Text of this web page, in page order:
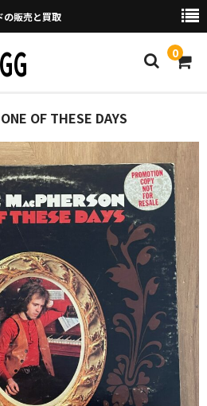
の販売と買取
0
ベル）
OF THESE DAYS